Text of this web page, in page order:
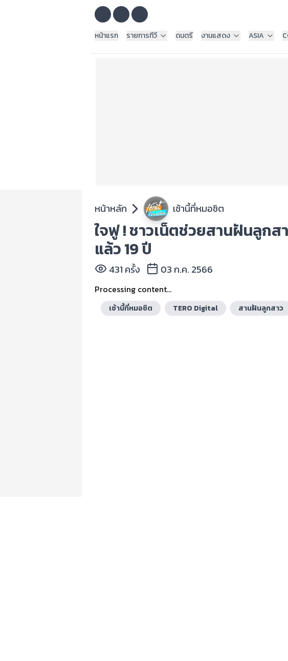
หน้าแรก
รายการทีวี ดนตรี งานแสดง ASIA
หน้าหลัก เช้านี้ที่หมอชิต
ใจฟู ! ชาวเน็ตช่วยสานฝันลูก
แล้ว 19 ปี
431 ครั้ง 03 ก.ค. 2566
Processing content...
เช้านี้ที่หมอชิต TERO Digital สานฝันลูกสาว